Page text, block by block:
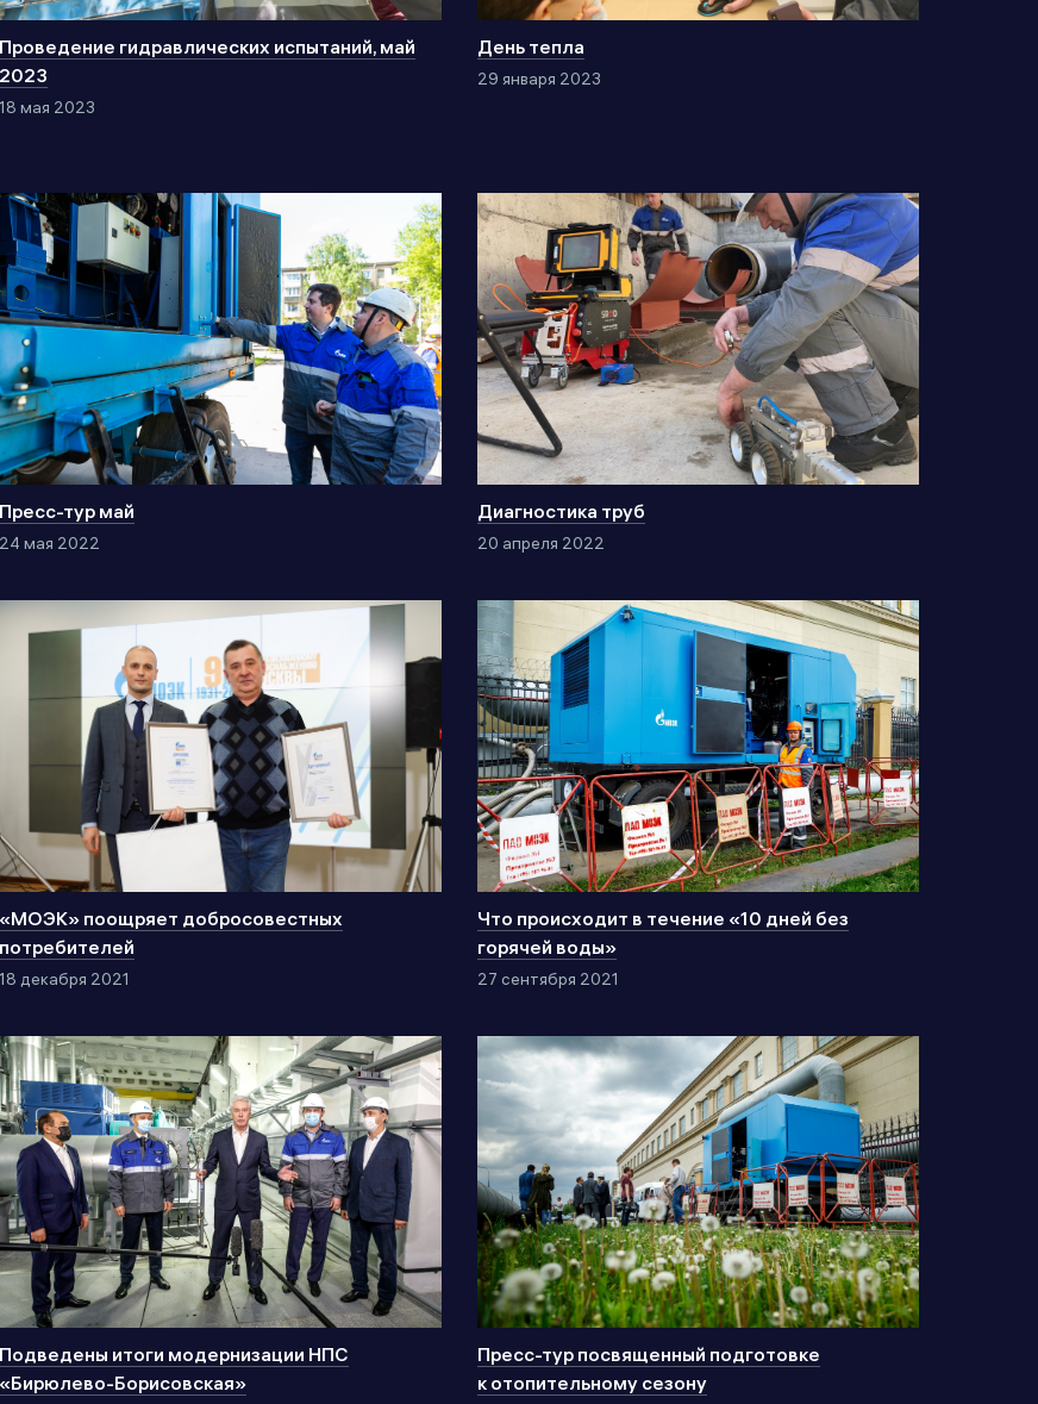
Проведение гидравлических испытаний, май
2023
18 мая 2023
День тепла
29 января 2023
Пресс-тур май
24 мая 2022
Диагностика труб
20 апреля 2022
«МОЭК» поощряет добросовестных
потребителей
18 декабря 2021
Что происходит в течение «10 дней без
горячей воды»
27 сентября 2021
Подведены итоги модернизации НПС
«Бирюлево-Борисовская»
Пресс-тур посвященный подготовке
к отопительному сезону